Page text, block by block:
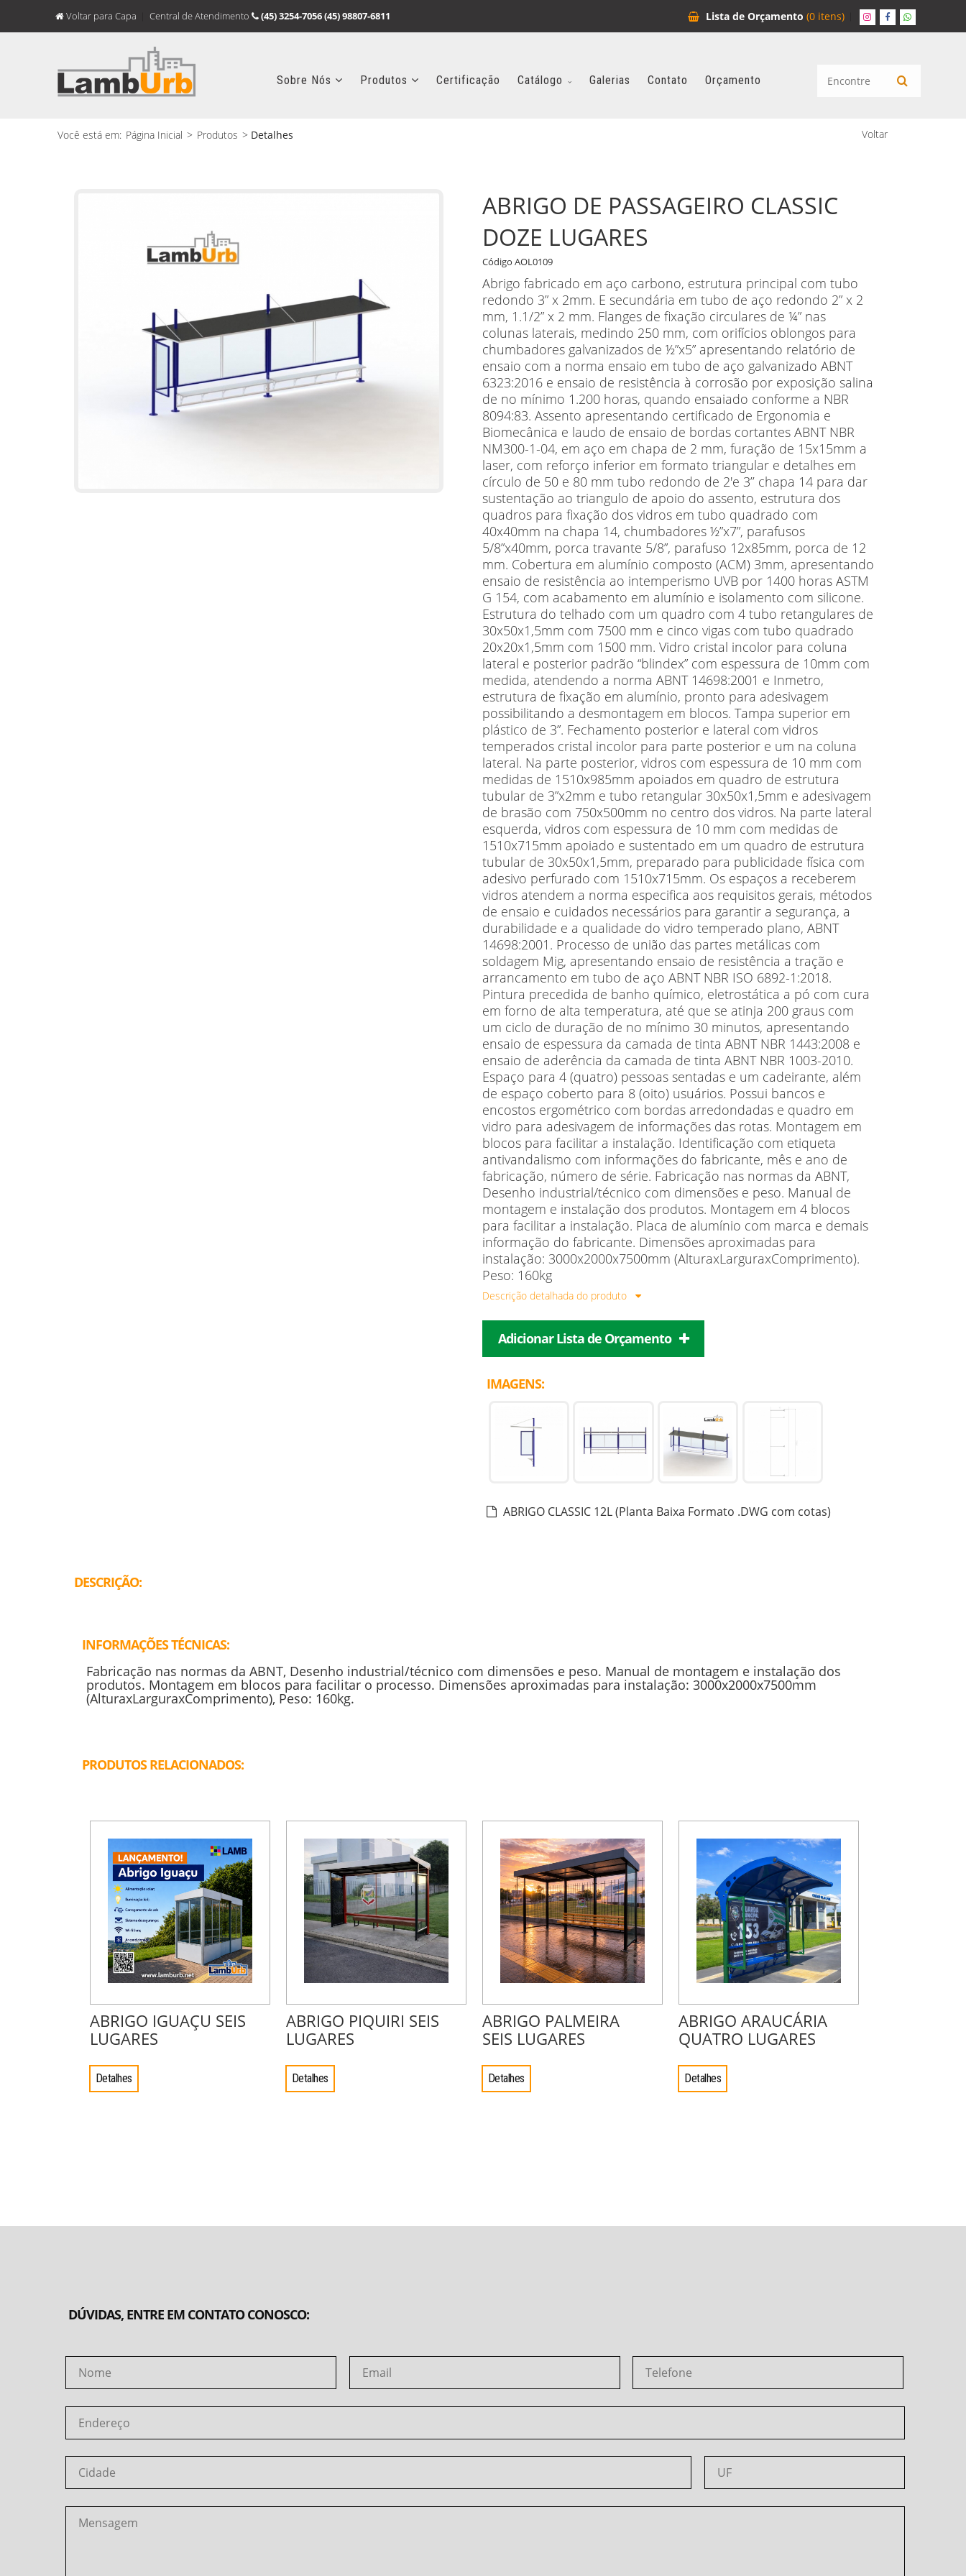
Voltar para Capa Central de Atendimento (45) 3254-7056 (45) 98807-6811 Lista de Orçamento (0 itens)
Sobre Nós Produtos Certificação Catálogo Galerias Contato Orçamento
Você está em: Página Inicial > Produtos > Detalhes Voltar
ABRIGO DE PASSAGEIRO CLASSIC
DOZE LUGARES
Código AOL0109
Abrigo fabricado em aço carbono, estrutura principal com tubo
redondo 3” x 2mm. E secundária em tubo de aço redondo 2” x 2
mm, 1.1/2” x 2 mm. Flanges de fixação circulares de ¼” nas
colunas laterais, medindo 250 mm, com orifícios oblongos para
chumbadores galvanizados de ½”x5” apresentando relatório de
ensaio com a norma ensaio em tubo de aço galvanizado ABNT
6323:2016 e ensaio de resistência à corrosão por exposição salina
de no mínimo 1.200 horas, quando ensaiado conforme a NBR
8094:83. Assento apresentando certificado de Ergonomia e
Biomecânica e laudo de ensaio de bordas cortantes ABNT NBR
NM300-1-04, em aço em chapa de 2 mm, furação de 15x15mm a
laser, com reforço inferior em formato triangular e detalhes em
círculo de 50 e 80 mm tubo redondo de 2'e 3’’ chapa 14 para dar
sustentação ao triangulo de apoio do assento, estrutura dos
quadros para fixação dos vidros em tubo quadrado com
40x40mm na chapa 14, chumbadores ½”x7”, parafusos
5/8”x40mm, porca travante 5/8”, parafuso 12x85mm, porca de 12
mm. Cobertura em alumínio composto (ACM) 3mm, apresentando
ensaio de resistência ao intemperismo UVB por 1400 horas ASTM
G 154, com acabamento em alumínio e isolamento com silicone.
Estrutura do telhado com um quadro com 4 tubo retangulares de
30x50x1,5mm com 7500 mm e cinco vigas com tubo quadrado
20x20x1,5mm com 1500 mm. Vidro cristal incolor para coluna
lateral e posterior padrão “blindex” com espessura de 10mm com
medida, atendendo a norma ABNT 14698:2001 e Inmetro,
estrutura de fixação em alumínio, pronto para adesivagem
possibilitando a desmontagem em blocos. Tampa superior em
plástico de 3”. Fechamento posterior e lateral com vidros
temperados cristal incolor para parte posterior e um na coluna
lateral. Na parte posterior, vidros com espessura de 10 mm com
medidas de 1510x985mm apoiados em quadro de estrutura
tubular de 3”x2mm e tubo retangular 30x50x1,5mm e adesivagem
de brasão com 750x500mm no centro dos vidros. Na parte lateral
esquerda, vidros com espessura de 10 mm com medidas de
1510x715mm apoiado e sustentado em um quadro de estrutura
tubular de 30x50x1,5mm, preparado para publicidade física com
adesivo perfurado com 1510x715mm. Os espaços a receberem
vidros atendem a norma especifica aos requisitos gerais, métodos
de ensaio e cuidados necessários para garantir a segurança, a
durabilidade e a qualidade do vidro temperado plano, ABNT
14698:2001. Processo de união das partes metálicas com
soldagem Mig, apresentando ensaio de resistência a tração e
arrancamento em tubo de aço ABNT NBR ISO 6892-1:2018.
Pintura precedida de banho químico, eletrostática a pó com cura
em forno de alta temperatura, até que se atinja 200 graus com
um ciclo de duração de no mínimo 30 minutos, apresentando
ensaio de espessura da camada de tinta ABNT NBR 1443:2008 e
ensaio de aderência da camada de tinta ABNT NBR 1003-2010.
Espaço para 4 (quatro) pessoas sentadas e um cadeirante, além
de espaço coberto para 8 (oito) usuários. Possui bancos e
encostos ergométrico com bordas arredondadas e quadro em
vidro para adesivagem de informações das rotas. Montagem em
blocos para facilitar a instalação. Identificação com etiqueta
antivandalismo com informações do fabricante, mês e ano de
fabricação, número de série. Fabricação nas normas da ABNT,
Desenho industrial/técnico com dimensões e peso. Manual de
montagem e instalação dos produtos. Montagem em 4 blocos
para facilitar a instalação. Placa de alumínio com marca e demais
informação do fabricante. Dimensões aproximadas para
instalação: 3000x2000x7500mm (AlturaxLarguraxComprimento).
Peso: 160kg
Descrição detalhada do produto
Adicionar Lista de Orçamento
IMAGENS:
ABRIGO CLASSIC 12L (Planta Baixa Formato .DWG com cotas)
DESCRIÇÃO:
INFORMAÇÕES TÉCNICAS:
Fabricação nas normas da ABNT, Desenho industrial/técnico com dimensões e peso. Manual de montagem e instalação dos
produtos. Montagem em blocos para facilitar o processo. Dimensões aproximadas para instalação: 3000x2000x7500mm
(AlturaxLarguraxComprimento), Peso: 160kg.
PRODUTOS RELACIONADOS:
ABRIGO IGUAÇU SEIS
LUGARES
Detalhes
ABRIGO PIQUIRI SEIS
LUGARES
Detalhes
ABRIGO PALMEIRA
SEIS LUGARES
Detalhes
ABRIGO ARAUCÁRIA
QUATRO LUGARES
Detalhes
DÚVIDAS, ENTRE EM CONTATO CONOSCO: